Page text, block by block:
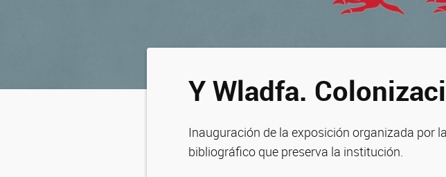
Y Wladfa.
Inauguración de la exposición organizada por
bibliográfico que preserva la institución.